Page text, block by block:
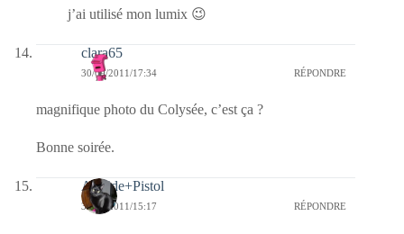
j’ai utilisé mon lumix 😉
clara65
30/09/2011/17:34 RÉPONDRE
magnifique photo du Colysée, c’est ça ?
Bonne soirée.
Armide+Pistol
30/09/2011/15:17 RÉPONDRE